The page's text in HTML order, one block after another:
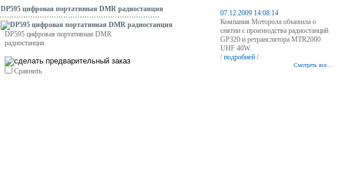
DP595 цифровая портативная DMR радиостанция
DP595 цифровая портативная DMR
радиостанция
Сравнить
07.12.2009 14:08:14
Компания Моторола объявила о
снятии с производства радиостанций
GP320 и ретранслятора MTR2000
UHF 40W.
/подробней /
Смотреть все...